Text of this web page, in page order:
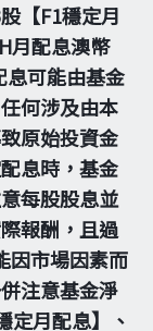
【F1穩定月
月配息澳幣
息可能由基金
何涉及由本
原始投資金
息時，基金
每股股息並
報酬，且過
因市場因素而
注意基金淨
定月配息】、